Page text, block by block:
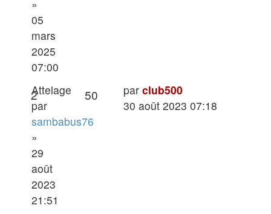
»
05
mars
2025
07:00
Attelage
par
sambabus76
»
29
août
2023
21:51
2Réponses50
Dernier
message
par club500
30 août 2023 07:18